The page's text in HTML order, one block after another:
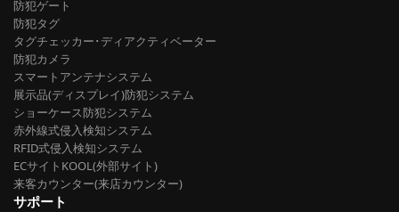
防犯ゲート
防犯タグ
タグチェッカー･ディアクティベーター
防犯カメラ
スマートアンテナシステム
展示品(ディスプレイ)防犯システム
ショーケース防犯システム
赤外線式侵入検知システム
RFID式侵入検知システム
ECサイトKOOL(外部サイト)
来客カウンター(来店カウンター)
サポート